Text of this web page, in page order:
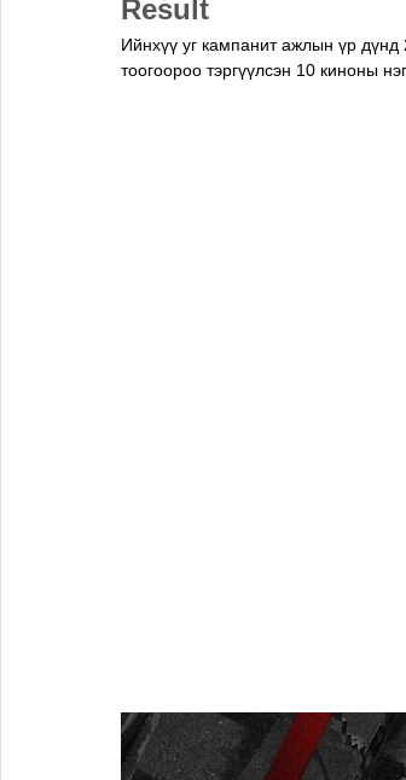
Result
Ийнхүү уг кампанит ажлын үр дүнд
тоогоороо тэргүүлсэн 10 киноны